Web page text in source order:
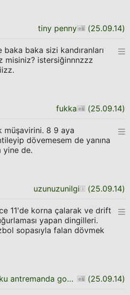
tiny penny (25.09.14)
baka sizi kandıranları
misiniz? istersiğinnnzzz
fukka (25.09.14)
müşavirini. 8 9 aya
dövemesem de yanına
yine de.
uzunuzunilgi (25.09.14)
11'de korna çalarak ve drift
yapan dingilleri.
sopasıyla falan dövmek
bugunku antremanda goz dolduran futbolcu (25.09.14)